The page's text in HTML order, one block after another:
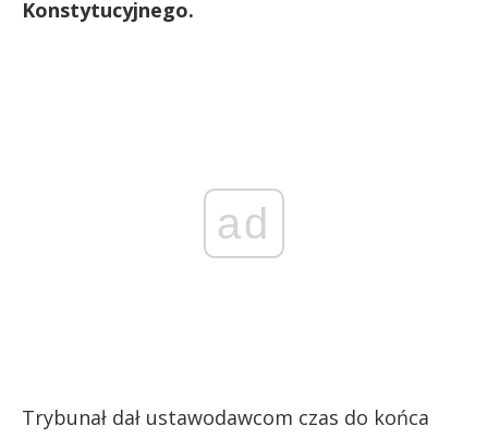
Konstytucyjnego.
ad
Trybunał dał ustawodawcom czas do końca